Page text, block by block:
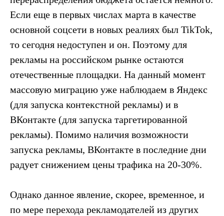
Если еще в первых числах марта в качестве
основной соцсети в новых реалиях был TikTok,
то сегодня недоступен и он. Поэтому для
рекламы на российском рынке остаются
отечественные площадки. На данный момент
массовую миграцию уже наблюдаем в Яндекс
(для запуска контекстной рекламы) и в
ВКонтакте (для запуска таргетированной
рекламы). Помимо наличия возможности
запуска рекламы, ВКонтакте в последние дни
радует снижением цены трафика на 20-30%.
Однако данное явление, скорее, временное, и
по мере перехода рекламодателей из других